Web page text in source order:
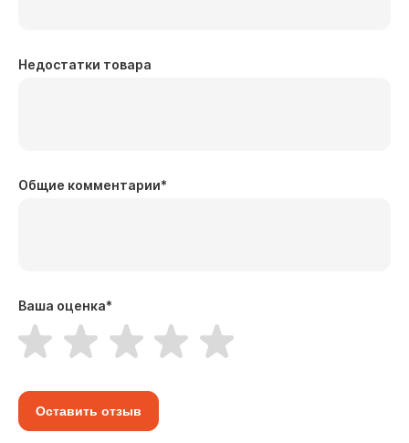
Недостатки товара
Общие комментарии*
Ваша оценка*
Оставить отзыв